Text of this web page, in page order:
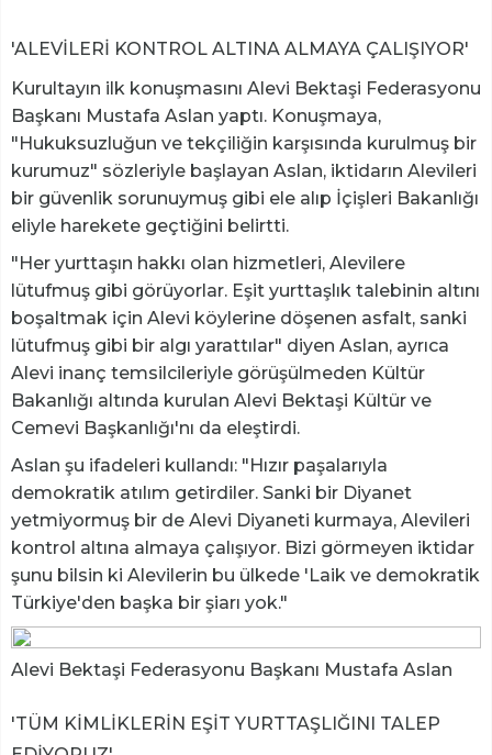
'ALEVİLERİ KONTROL ALTINA ALMAYA ÇALIŞIYOR'
Kurultayın ilk konuşmasını Alevi Bektaşi Federasyonu
Başkanı Mustafa Aslan yaptı. Konuşmaya,
"Hukuksuzluğun ve tekçiliğin karşısında kurulmuş bir
kurumuz" sözleriyle başlayan Aslan, iktidarın Alevileri
bir güvenlik sorunuymuş gibi ele alıp İçişleri Bakanlığı
eliyle harekete geçtiğini belirtti.
"Her yurttaşın hakkı olan hizmetleri, Alevilere
lütufmuş gibi görüyorlar. Eşit yurttaşlık talebinin altını
boşaltmak için Alevi köylerine döşenen asfalt, sanki
lütufmuş gibi bir algı yarattılar" diyen Aslan, ayrıca
Alevi inanç temsilcileriyle görüşülmeden Kültür
Bakanlığı altında kurulan Alevi Bektaşi Kültür ve
Cemevi Başkanlığı'nı da eleştirdi.
Aslan şu ifadeleri kullandı: "Hızır paşalarıyla
demokratik atılım getirdiler. Sanki bir Diyanet
yetmiyormuş bir de Alevi Diyaneti kurmaya, Alevileri
kontrol altına almaya çalışıyor. Bizi görmeyen iktidar
şunu bilsin ki Alevilerin bu ülkede 'Laik ve demokratik
Türkiye'den başka bir şiarı yok."
Alevi Bektaşi Federasyonu Başkanı Mustafa Aslan
'TÜM KİMLİKLERİN EŞİT YURTTAŞLIĞINI TALEP